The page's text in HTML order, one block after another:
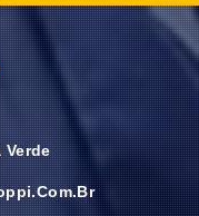
Verde